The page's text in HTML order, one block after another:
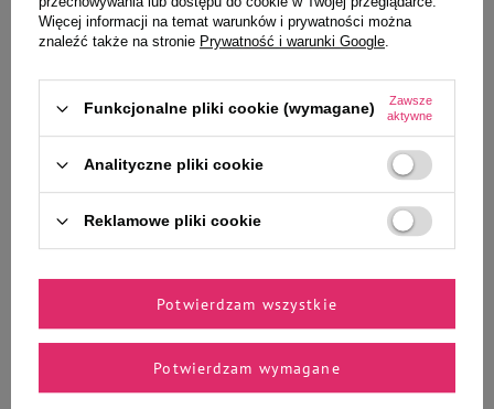
Cena regularna:7,05 zł -29%
Najniższa cena produktu w okresie
30 dni przed wprowadzeniem
- +
Do koszyka
Cena regularna:7,70 zł -35%
Najniższa cena produktu w okresie
30 dni przed wprowadzeniem
- +
Do koszyka
Zaufane i polecane przez
naszych ekspertów
Więcej informacji na temat warunków i prywatności można
znaleźć także na stronie Prywatność i warunki Google.
Funkcjonalne pliki cookie (wymagane)
Zawsze
aktywne
Analityczne pliki cookie
Reklamowe pliki cookie
Potwierdzam wymagane
Potwierdzam wszystkie